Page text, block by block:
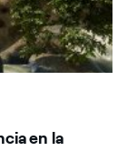
en la